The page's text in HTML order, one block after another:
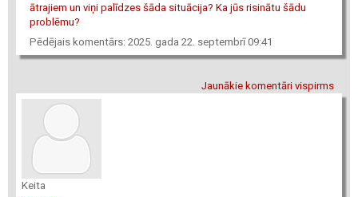
ātrajiem un viņi palīdzes šāda situācija? Ka jūs risinātu šādu
problēmu?
Pēdējais komentārs: 2025. gada 22. septembrī 09:41
Jaunākie komentāri vispirms
Keita